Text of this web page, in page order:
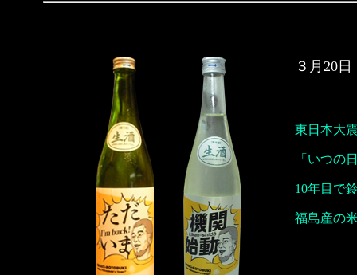
３月20日
東日本大
「いつの
10年目で
福島産の